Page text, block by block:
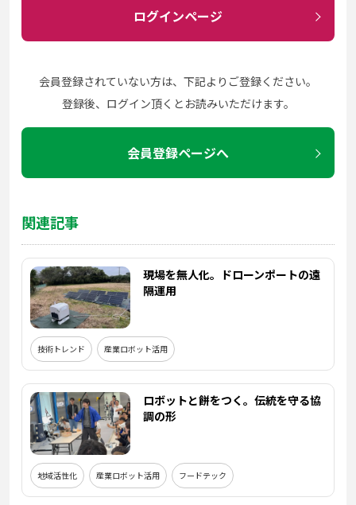
ログインページ
会員登録されていない方は、下記よりご登録ください。
登録後、ログイン頂くとお読みいただけます。
会員登録ページへ
関連記事
現場を無人化。ドローンポートの遠
隔運用
技術トレンド 産業ロボット活用
ロボットと餅をつく。伝統を守る協
調の形
地域活性化 産業ロボット活用 フードテック